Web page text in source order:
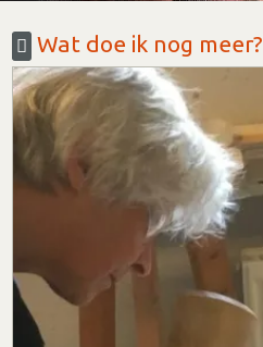
Wat doe ik nog meer?